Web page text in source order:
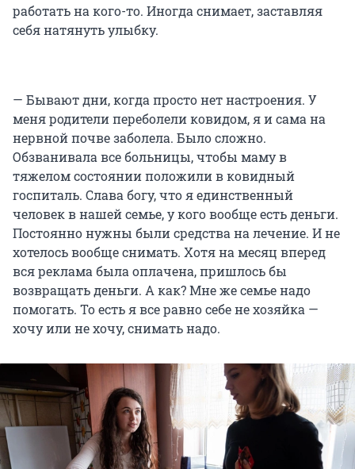
работать на кого-то. Иногда снимает, заставляя
себя натянуть улыбку.
— Бывают дни, когда просто нет настроения. У
меня родители переболели ковидом, я и сама на
нервной почве заболела. Было сложно.
Обзванивала все больницы, чтобы маму в
тяжелом состоянии положили в ковидный
госпиталь. Слава богу, что я единственный
человек в нашей семье, у кого вообще есть деньги.
Постоянно нужны были средства на лечение. И не
хотелось вообще снимать. Хотя на месяц вперед
вся реклама была оплачена, пришлось бы
возвращать деньги. А как? Мне же семье надо
помогать. То есть я все равно себе не хозяйка —
хочу или не хочу, снимать надо.